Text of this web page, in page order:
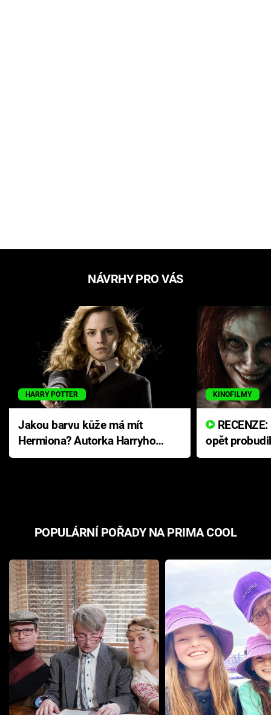
NÁVRHY PRO VÁS
HARRY POTTER
Jakou barvu kůže má mít
Hermiona? Autorka Harryho
Pottera přišla s ráznou
KINOFILMY
opět
přichází s
POPULÁRNÍ POŘADY NA PRIMA COOL